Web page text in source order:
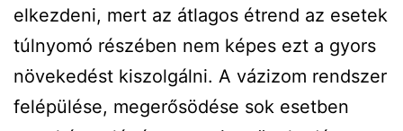
elkezdeni, mert az átlagos étrend az esetek
túlnyomó részében nem képes ezt a gyors
növekedést kiszolgálni. A vázizom rendszer
felépülése, megerősödése sok esetben